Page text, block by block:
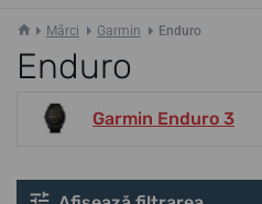
Mărci Garmin Enduro
Enduro
Garmin Enduro 3